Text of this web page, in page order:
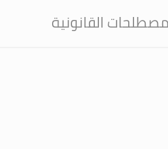
القانونية